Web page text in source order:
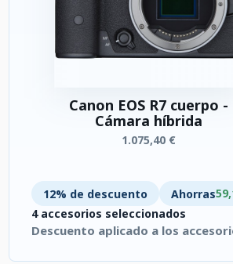
Canon EOS R7 cuerpo -
Cámara híbrida
1.075,40 €
12% de descuento Ahorras
4 accesorios seleccionados
Descuento aplicado a los